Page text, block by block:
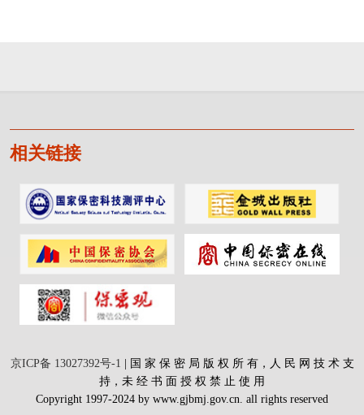
相关链接
京ICP备 13027392号-1 | 国 家 保 密 局 版 权 所 有，人 民 网 技 术 支
持，未 经 书 面 授 权 禁 止 使 用
Copyright 1997-2024 by www.gjbmj.gov.cn. all rights reserved